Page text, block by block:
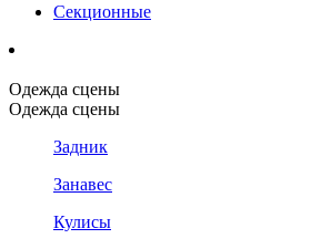
Секционные
Одежда сцены
Одежда сцены
Задник
Занавес
Кулисы